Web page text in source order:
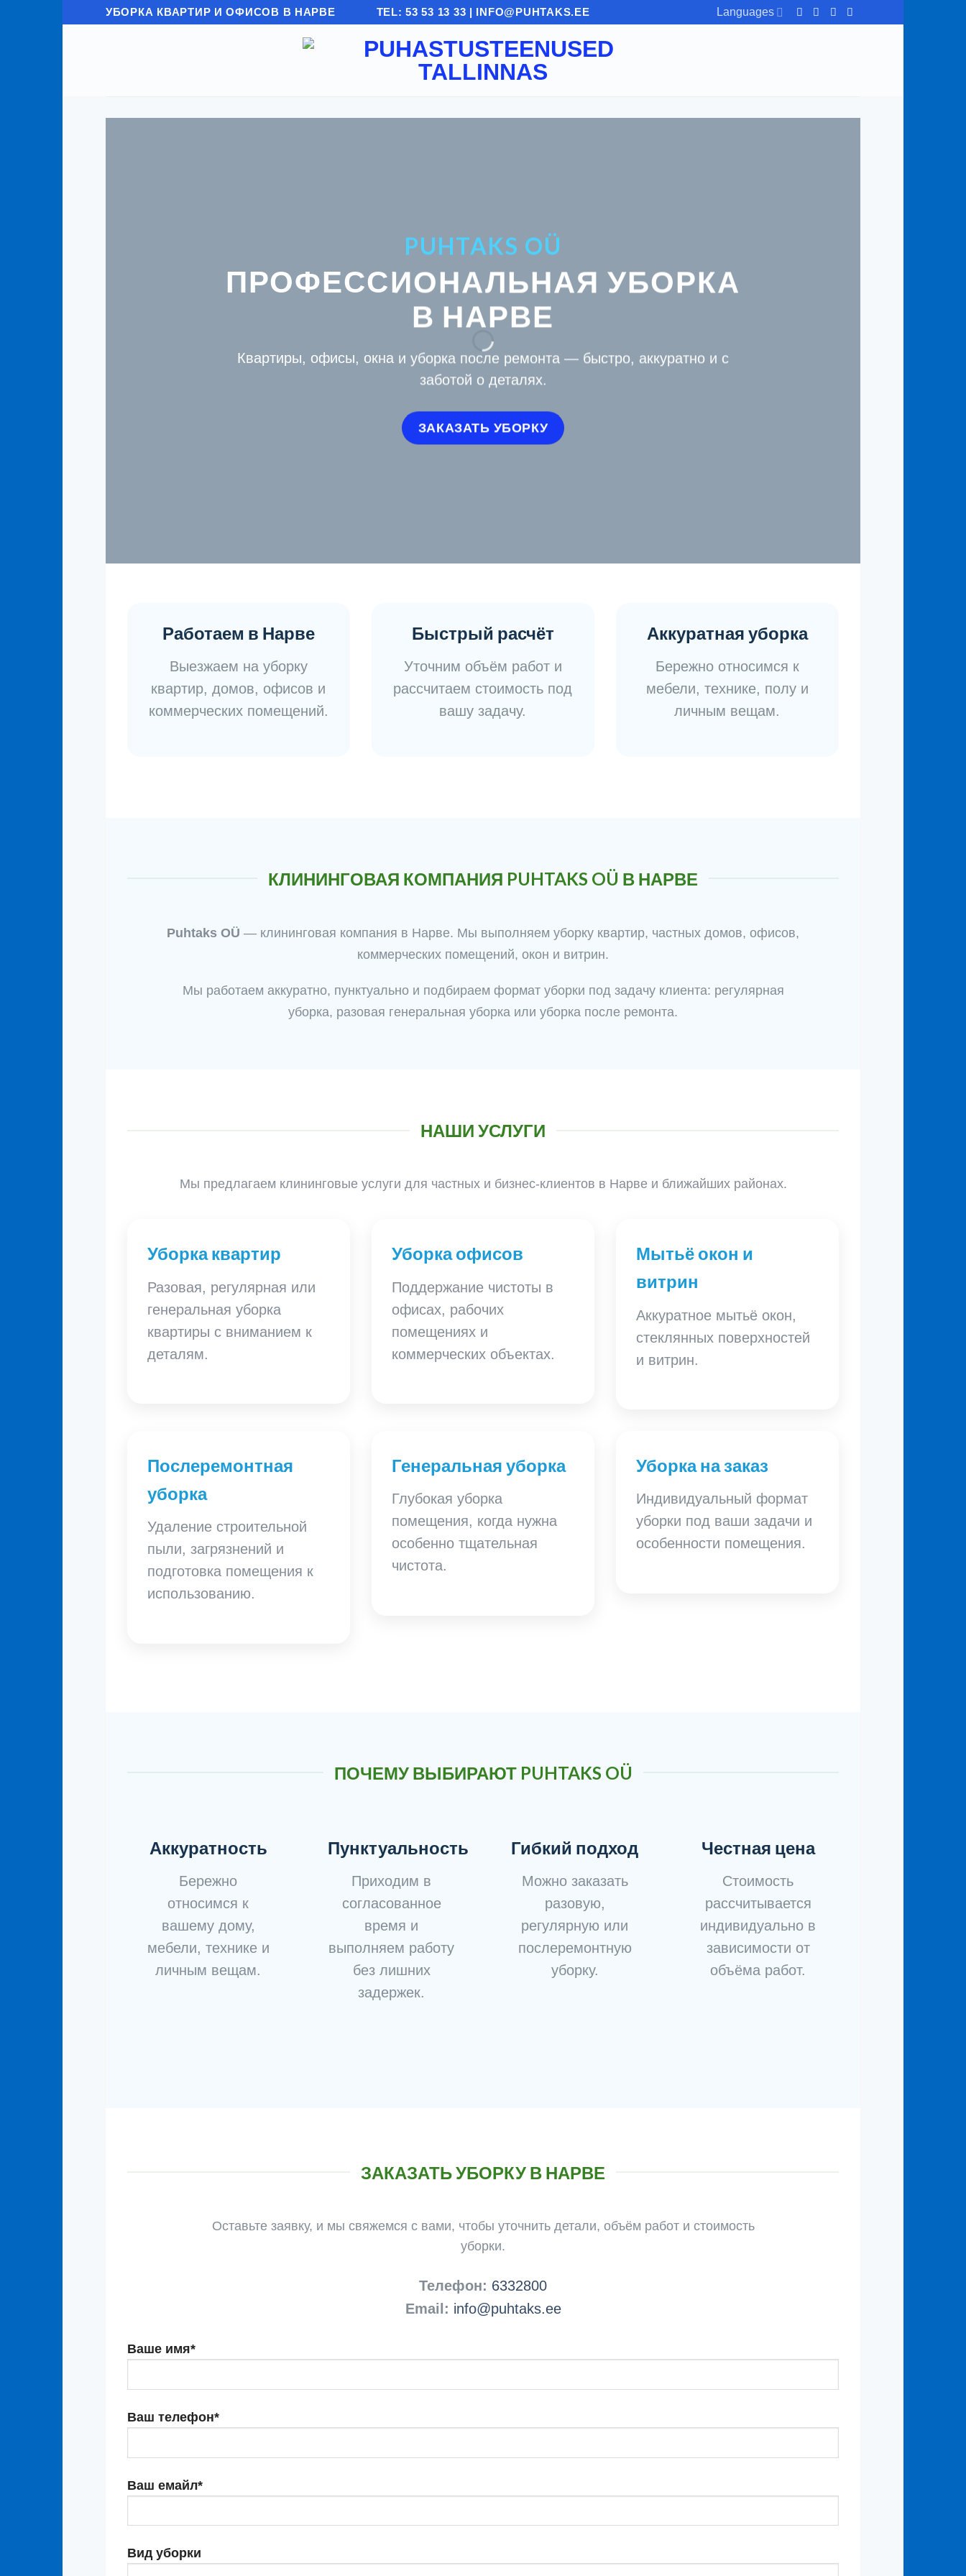
УБОРКА КВАРТИР И ОФИСОВ В НАРВЕ TEL: 53 53 13 33 | INFO@PUHTAKS.EE Languages
PUHTAKS OÜ
ПРОФЕССИОНАЛЬНАЯ УБОРКА
В НАРВЕ
Квартиры, офисы, окна и уборка после ремонта — быстро, аккуратно и с
заботой о деталях.
ЗАКАЗАТЬ УБОРКУ
Работаем в Нарве
Выезжаем на уборку
квартир, домов, офисов и
коммерческих помещений.
Быстрый расчёт
Уточним объём работ и
рассчитаем стоимость под
вашу задачу.
Аккуратная уборка
Бережно относимся к
мебели, технике, полу и
личным вещам.
КЛИНИНГОВАЯ КОМПАНИЯ PUHTAKS OÜ В НАРВЕ
Puhtaks OÜ — клининговая компания в Нарве. Мы выполняем уборку квартир, частных домов, офисов,
коммерческих помещений, окон и витрин.
Мы работаем аккуратно, пунктуально и подбираем формат уборки под задачу клиента: регулярная
уборка, разовая генеральная уборка или уборка после ремонта.
НАШИ УСЛУГИ
Мы предлагаем клининговые услуги для частных и бизнес-клиентов в Нарве и ближайших районах.
Уборка квартир
Разовая, регулярная или
генеральная уборка
квартиры с вниманием к
деталям.
Уборка офисов
Поддержание чистоты в
офисах, рабочих
помещениях и
коммерческих объектах.
Мытьё окон и
витрин
Аккуратное мытьё окон,
стеклянных поверхностей
и витрин.
Послеремонтная
уборка
Удаление строительной
пыли, загрязнений и
подготовка помещения к
использованию.
Генеральная уборка
Глубокая уборка
помещения, когда нужна
особенно тщательная
чистота.
Уборка на заказ
Индивидуальный формат
уборки под ваши задачи и
особенности помещения.
ПОЧЕМУ ВЫБИРАЮТ PUHTAKS OÜ
Аккуратность
Бережно
относимся к
вашему дому,
мебели, технике и
личным вещам.
Пунктуальность
Приходим в
согласованное
время и
выполняем работу
без лишних
задержек.
Гибкий подход
Можно заказать
разовую,
регулярную или
послеремонтную
уборку.
Честная цена
Стоимость
рассчитывается
индивидуально в
зависимости от
объёма работ.
ЗАКАЗАТЬ УБОРКУ В НАРВЕ
Оставьте заявку, и мы свяжемся с вами, чтобы уточнить детали, объём работ и стоимость
уборки.
Телефон: 6332800
Email: info@puhtaks.ee
Ваше имя*
Ваш телефон*
Ваш емайл*
Вид уборки